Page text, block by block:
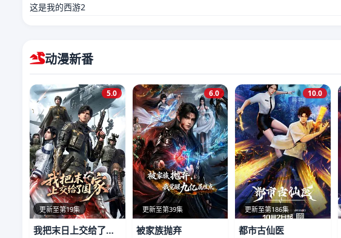
这是我的西游2
动漫新番
更新至第19集
5.0
我把末日上交给了国家
更新至第39集
6.0
被家族抛弃
更新至第186集
10.0
都市古仙医